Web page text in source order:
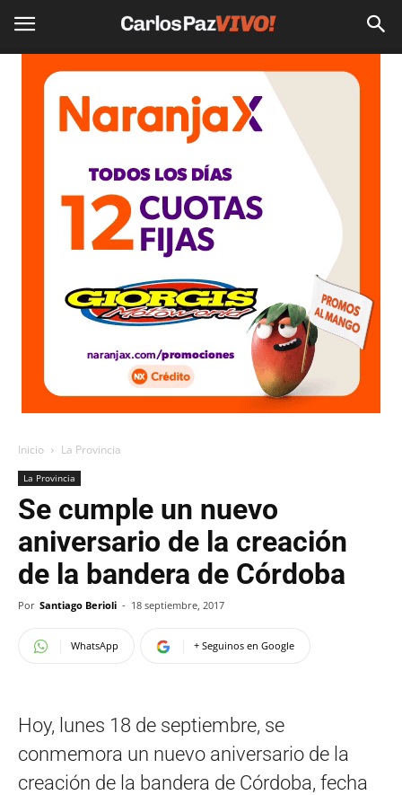
Inicio La Provincia
La Provincia
Se cumple un nuevo
aniversario de la creación
de la bandera de Córdoba
Por Santiago Berioli - 18 septiembre, 2017
WhatsApp + Seguinos en Google
Hoy, lunes 18 de septiembre, se
conmemora un nuevo aniversario de la
creación de la bandera de Córdoba, fecha